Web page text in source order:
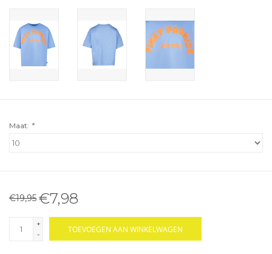
Maat: *
€19,95 €7,98
+
-
TOEVOEGEN AAN WINKELWAGEN